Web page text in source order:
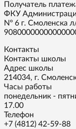
Получатель
ФКУ
Nº 6 г. Смоленска
Контакты
Контакты школы
Адрес школы
214034, г.
Часы работы
понедельник -
17.00
Телефон
+7 (4812) 42-59-88